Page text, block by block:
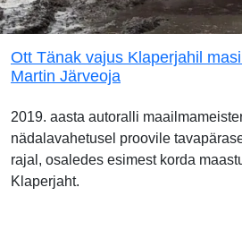
Ott Tänak vajus Klaperjahil
Martin Järveoja
2019. aasta autoralli
nädalavahetusel proovile
rajal, osaledes esimest korda
Klaperjaht.